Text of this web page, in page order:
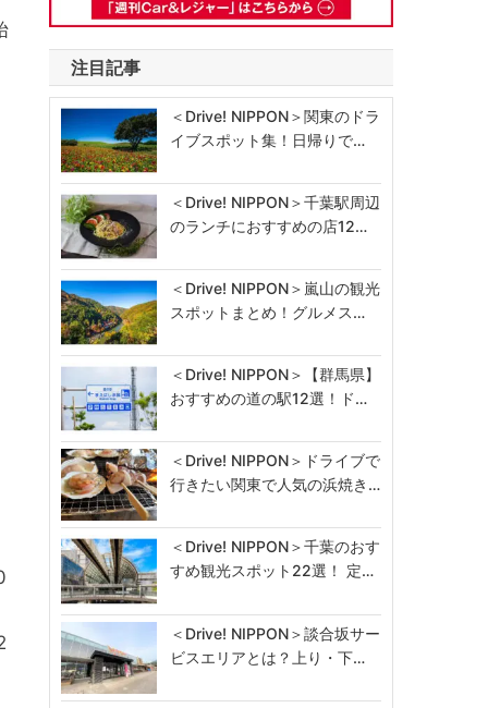
注目記事
＜Drive! NIPPON＞関東のドラ
イブスポット集！日帰りで…
＜Drive! NIPPON＞千葉駅周辺
のランチにおすすめの店12…
＜Drive! NIPPON＞嵐山の観光
スポットまとめ！グルメス…
＜Drive! NIPPON＞【群馬県】
おすすめの道の駅12選！ド…
＜Drive! NIPPON＞ドライブで
行きたい関東で人気の浜焼き…
＜Drive! NIPPON＞千葉のおす
すめ観光スポット22選！ 定…
＜Drive! NIPPON＞談合坂サー
ビスエリアとは？上り・下…